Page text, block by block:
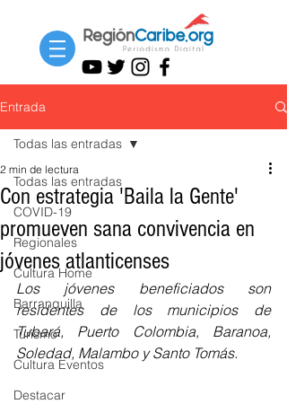
Entrada
Todas las entradas
COVID-19
Regionales
Cultura Home
Barranquilla
Turismo
Cultura Eventos
Destacar
Todas las entradas
Con estrategia 'Baila la Gente'
promueven sana convivencia en
jóvenes atlanticenses
2 min de lectura
Los jóvenes beneficiados son
residentes de los municipios de
Tubará, Puerto Colombia, Baranoa,
Soledad, Malambo y Santo Tomás.